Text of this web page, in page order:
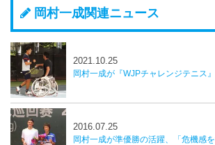
岡村一成関連ニュース
岡村一成が『WJPチャレンジテニス』でダイバーシティを実
2021.10.25
岡村一成が準優勝の活躍、「危機感を持って必死に努力
2016.07.25